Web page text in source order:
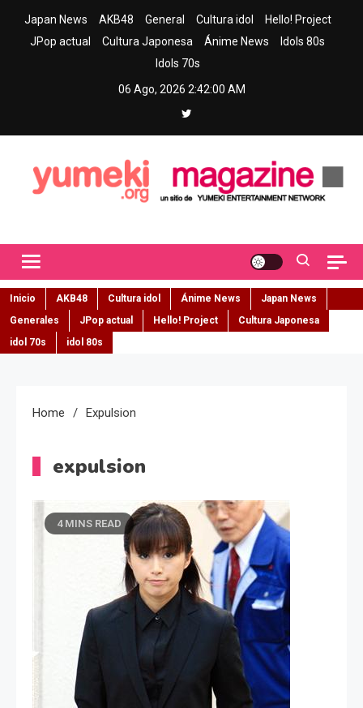
Japan News AKB48 General Cultura idol
Hello! Project
JPop actual
Cultura Japonesa Ánime News
Idols 80s
Idols 70s
06 Ago, 2026 2:42:01 AM
Inicio AKB48 Cultura idol Ánime News
Japan News
Generales
JPop actual Hello! Project
Cultura Japonesa
idol 70s
idol 80s
Home Expulsion
expulsion
4 MINS READ